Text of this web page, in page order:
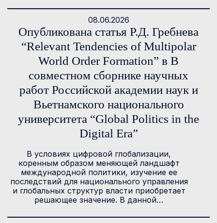
08.06.2026
Опубликована статья Р.Д. Гребнева
“Relevant Tendencies of Multipolar
World Order Formation” в В
совместном сборнике научных
работ Российской академии наук и
Вьетнамского национального
университета “Global Politics in the
Digital Era”
В условиях цифровой глобализации,
коренным образом меняющей ландшафт
международной политики, изучение ее
последствий для национального управления
и глобальных структур власти приобретает
решающее значение. В данной…